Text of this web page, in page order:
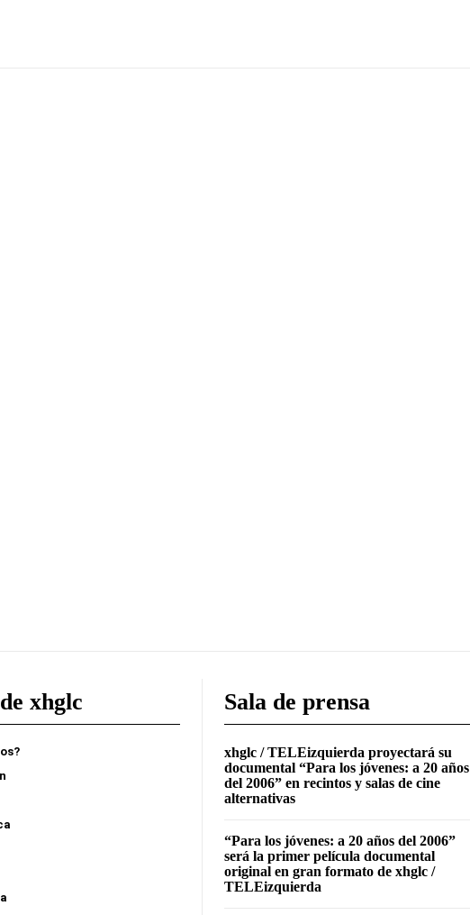
xhglc Sala de prensa
xhglc / TELEizquierda proyectará su
documental “Para los jóvenes: a 20 años
del 2006” en recintos y salas de cine
alternativas
“Para los jóvenes: a 20 años del 2006”
será la primer película documental
original en gran formato de xhglc /
TELEizquierda